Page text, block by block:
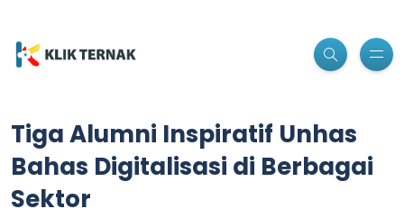
Tiga Alumni Inspiratif Unhas
Bahas Digitalisasi di Berbagai
Sektor